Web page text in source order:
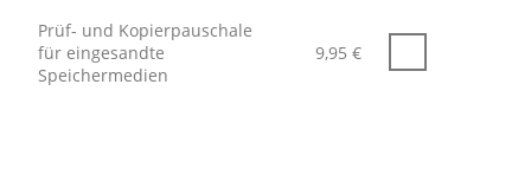
Prüf- und Kopierpauschale
für eingesandte
Speichermedien
9,95 €